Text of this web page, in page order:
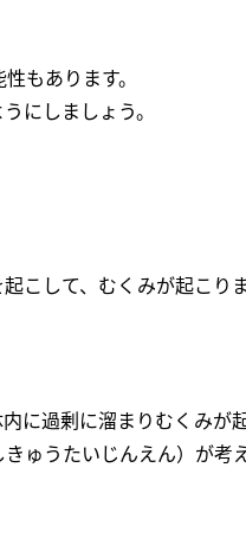
もあります。
にしましょう。
こして、むくみが起こりま
に過剰に溜まりむくみが起
ゅうたいじんえん）が考